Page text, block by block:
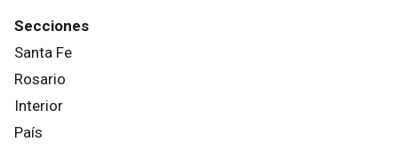
Secciones
Santa Fe
Rosario
Interior
País